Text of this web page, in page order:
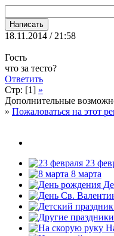
18.11.2014 / 21:58
Гость
что за тесто?
Ответить
Стр: [1] »
Дополнительные
» Пожаловаться на этот
23
8 марта